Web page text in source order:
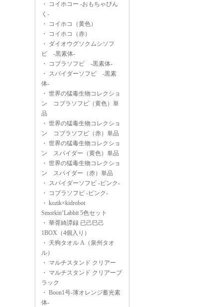
・
コイホコー -おもちゃぴん
く-
・
コイホコ（黄色）
・
コイホコ（赤）
・ ダイオウグソクムシソフ
ビ -黒素体-
・
コブラソフビ -黒素体-
・ スパイダーソフビ -黒素
体-
・ 世界の猛毒生物コレクショ
ン コブラソフビ（黄色）単
品
・ 世界の猛毒生物コレクショ
ン コブラソフビ（赤）単品
・ 世界の猛毒生物コレクショ
ン スパイダー（黄色）単品
・ 世界の猛毒生物コレクショ
ン スパイダー（赤）単品
・ スパイダーソフビ -ピンク-
・
コブラソフビ -ピンク-
・ kozik×kidrobot
Smorkin’Labbit 5色セット
・ 華胥綺譚録 已己巳己
1BOX（4個入り）
・ 天狗タオル A（泉州タオ
ル）
・ マルチスタンド クリアー
・ マルチスタンド クリアーブ
ラック
・ Boon1号-薄オレンジ蓄光素
体-